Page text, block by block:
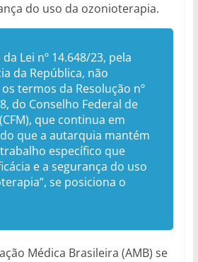
do uso da ozonioterapia.
da Lei nº 14.648/23, pela
da República, não
termos da Resolução nº
do Conselho Federal de
que continua em
que a autarquia mantém
específico que
e a segurança do uso
se posiciona o
Médica Brasileira (AMB) se